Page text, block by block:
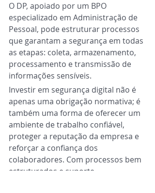
O DP, apoiado por um BPO
especializado em Administração de
Pessoal, pode estruturar processos
que garantam a segurança em todas
as etapas: coleta, armazenamento,
processamento e transmissão de
informações sensíveis.
Investir em segurança digital não é
apenas uma obrigação normativa; é
também uma forma de oferecer um
ambiente de trabalho confiável,
proteger a reputação da empresa e
reforçar a confiança dos
colaboradores. Com processos bem
estruturados e suporte